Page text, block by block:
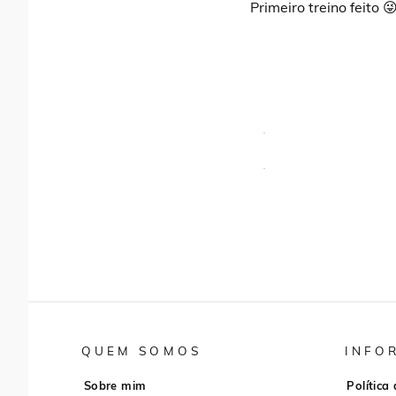
Primeiro treino feito
QUEM SOMOS
Sobre mim Política